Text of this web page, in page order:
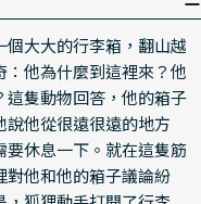
大大的行李箱，翻山越
他為什麼到這裡來？他
隻動物回答，他的箱子
他從很遠很遠的地方
要休息一下。就在這隻筋
對他和他的箱子議論紛